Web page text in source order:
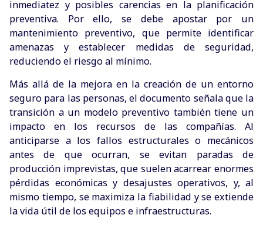
inmediatez y posibles carencias en la planificación
preventiva. Por ello, se debe apostar por un
mantenimiento preventivo, que permite identificar
amenazas y establecer medidas de seguridad,
reduciendo el riesgo al mínimo.
Más allá de la mejora en la creación de un entorno
seguro para las personas, el documento señala que la
transición a un modelo preventivo también tiene un
impacto en los recursos de las compañías. Al
anticiparse a los fallos estructurales o mecánicos
antes de que ocurran, se evitan paradas de
producción imprevistas, que suelen acarrear enormes
pérdidas económicas y desajustes operativos, y, al
mismo tiempo, se maximiza la fiabilidad y se extiende
la vida útil de los equipos e infraestructuras.